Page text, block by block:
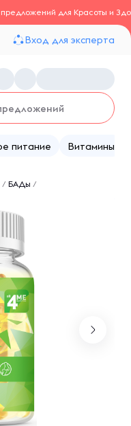
предложений для Красоты и
Вход для эксперта
питание Витамины
/ БАДы /